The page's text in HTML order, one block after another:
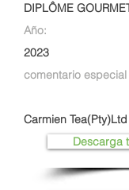
DIPLÔME
Año:
2023
comentario especial
Carmien
Descarga